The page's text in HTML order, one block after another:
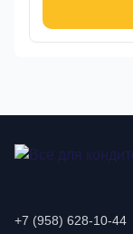
+7 (958) 628-10-44